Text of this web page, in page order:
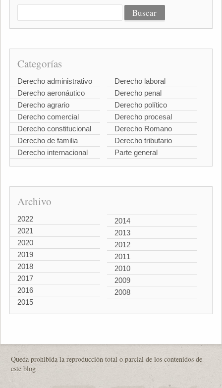
Categorías
Derecho administrativo
Derecho aeronáutico
Derecho agrario
Derecho comercial
Derecho constitucional
Derecho de familia
Derecho internacional
Derecho laboral
Derecho penal
Derecho político
Derecho procesal
Derecho Romano
Derecho tributario
Parte general
Archivo
2022
2021
2020
2019
2018
2017
2016
2015
2014
2013
2012
2011
2010
2009
2008
Queda prohibida la reproducción total o parcial de los contenidos de
este blog